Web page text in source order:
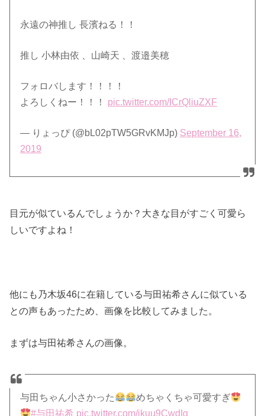
永遠の神推し 長濱ねる！！
推し 小林由依 、山崎天 、渡邉美穂
フォロバします！！！！
よろしくねー！！！ pic.twitter.com/ICrQliuZXF
— りょっぴ (@bL02pTW5GRvKMJp) September 16,
2019
目元が似ているんでしょうか？大きな目がすごく可愛ら
しいですよね！
他にも乃木坂46に在籍している与田祐希さんに似ている
との声もあったため、画像を比較してみました。
まずは与田祐希さんの画像。
与田ちゃん小さかった
めちゃくちゃ可愛すぎ
#与田祐希 pic.twitter.com/jkuu9CwdIg